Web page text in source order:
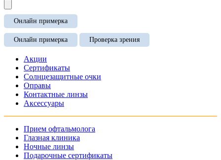
Онлайн примерка
Онлайн примерка Проверка зрения
Акции
Сертификаты
Солнцезащитные очки
Оправы
Контактные линзы
Аксессуары
Прием офтальмолога
Глазная клиника
Ночные линзы
Подарочные сертификаты